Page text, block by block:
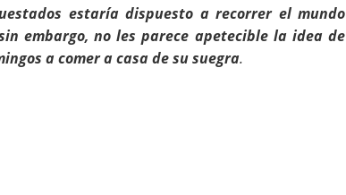
estaría dispuesto a recorrer el mundo
embargo, no les parece apetecible la idea de
a comer a casa de su suegra.